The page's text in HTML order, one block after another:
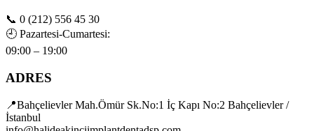
📞 0 (212) 556 45 30
🕘 Pazartesi-Cumartesi:
09:00 – 19:00
ADRES
📍Bahçelievler Mah.Ömür Sk.No:1 İç Kapı No:2 Bahçelievler /
İstanbul